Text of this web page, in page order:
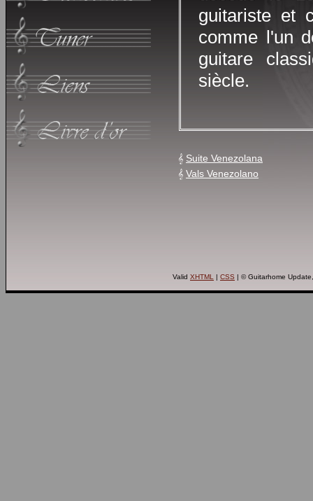
guitariste et
comme l'un
guitare
siècle.
Suite Venezolana
Vals Venezolano
Valid XHTML | CSS | © Guitarhome